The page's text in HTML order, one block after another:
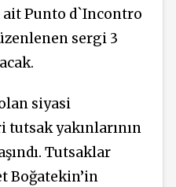
Punto d`Incontro
sergi 3
siyasi
yakınlarının
Tutsaklar
Boğatekin’in